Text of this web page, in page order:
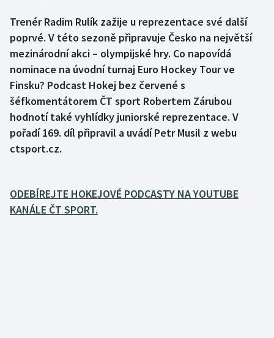
Box
Curling
Florbal
Futsal
Gymnastika
Trenér Radim Rulík zažije u reprezentace své další
poprvé. V této sezoně připravuje Česko na největší
mezinárodní akci – olympijské hry. Co napovídá
nominace na úvodní turnaj Euro Hockey Tour ve
Finsku? Podcast Hokej bez červené s
šéfkomentátorem ČT sport Robertem Zárubou
hodnotí také vyhlídky juniorské reprezentace. V
pořadí 169. díl připravil a uvádí Petr Musil z webu
ctsport.cz.
ODEBÍREJTE HOKEJOVÉ PODCASTY NA YOUTUBE
KANÁLE ČT SPORT.